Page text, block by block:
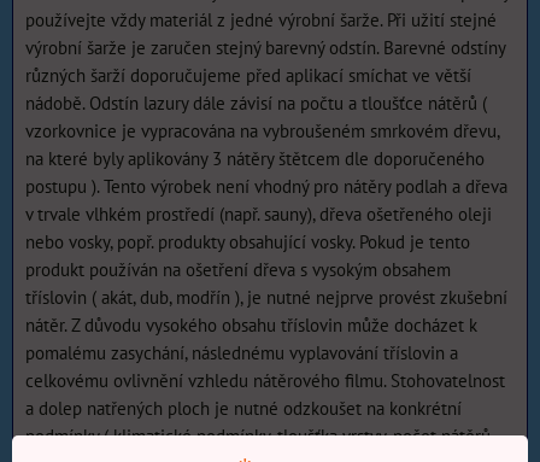
používejte vždy materiál z jedné výrobní šarže. Při užití stejné
výrobní šarže je zaručen stejný barevný odstín. Barevné odstíny
různých šarží doporučujeme před aplikací smíchat ve větší
nádobě. Odstín lazury dále závisí na počtu a tloušťce nátěrů (
vzorkovnice je vypracována na vybroušeném smrkovém dřevu,
na které byly aplikovány 3 nátěry štětcem dle doporučeného
postupu ). Tento výrobek není vhodný pro nátěry podlah a dřeva
v trvale vlhkém prostředí (např. sauny), dřeva ošetřeného oleji
nebo vosky, popř. produkty obsahující vosky. Pokud je tento
produkt používán na ošetření dřeva s vysokým obsahem
tříslovin ( akát, dub, modřín ), je nutné nejprve provést zkušební
nátěr. Z důvodu vysokého obsahu tříslovin může docházet k
pomalému zasychání, následnému vyplavování tříslovin a
celkovému ovlivnění vzhledu nátěrového filmu. Stohovatelnost
a dolep natřených ploch je nutné odzkoušet na konkrétní
podmínky ( klimatické podmínky, tloušťka vrstvy, počet nátěrů,